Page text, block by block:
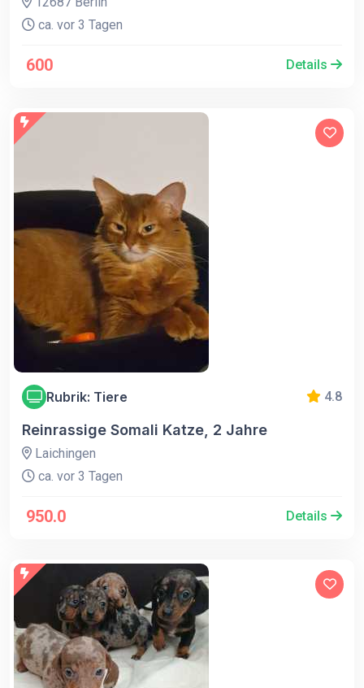
ca. vor 3 Tagen
600 Details
Rubrik: Tiere 4.8
Reinrassige Somali Katze, 2 Jahre
Laichingen
ca. vor 3 Tagen
950.0 Details